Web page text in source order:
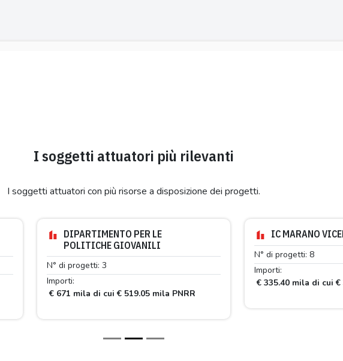
I soggetti attuatori più rilevanti
I soggetti attuatori con più risorse a disposizione dei progetti.
DIPARTIMENTO PER LE
POLITICHE GIOVANILI
N° di progetti: 3
Importi:
€ 671 mila di cui € 519.05 mila PNRR
IC MARANO
N° di progetti: 8
Importi:
€ 335.40 mila di cui €